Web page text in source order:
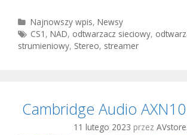
Kategorie
Najnowszy wpis,Newsy
Tagi
CS1 ,NAD, odtwarzacz sieciowy,
strumieniowy, Stereo, streamer
Cambridge Audio
11 lutego 2023 przez